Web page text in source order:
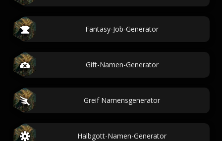
Fantasy-Job-Generator
Gift-Namen-Generator
Greif Namensgenerator
Halbgott-Namen-Generator